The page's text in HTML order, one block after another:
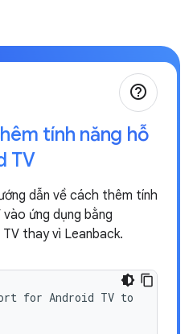
tính năng hỗ
TV
dẫn về cách thêm tính
ứng dụng bằng
thay vì Leanback.
for Android TV to
help_outline